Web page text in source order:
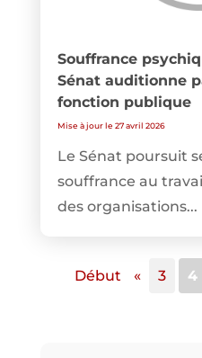
Souffrance
Sénat auditionne
fonction publique
Mise à jour le 27 avril 2026
Le Sénat poursuit
souffrance au
des organisations...
Début « 3 4